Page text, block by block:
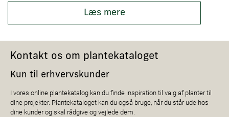
Læs mere
Kontakt os om plantekataloget
Kun til erhvervskunder
I vores online plantekatalog kan du finde inspiration til valg af planter til
dine projekter. Plantekataloget kan du også bruge, når du står ude hos
dine kunder og skal rådgive og vejlede dem.